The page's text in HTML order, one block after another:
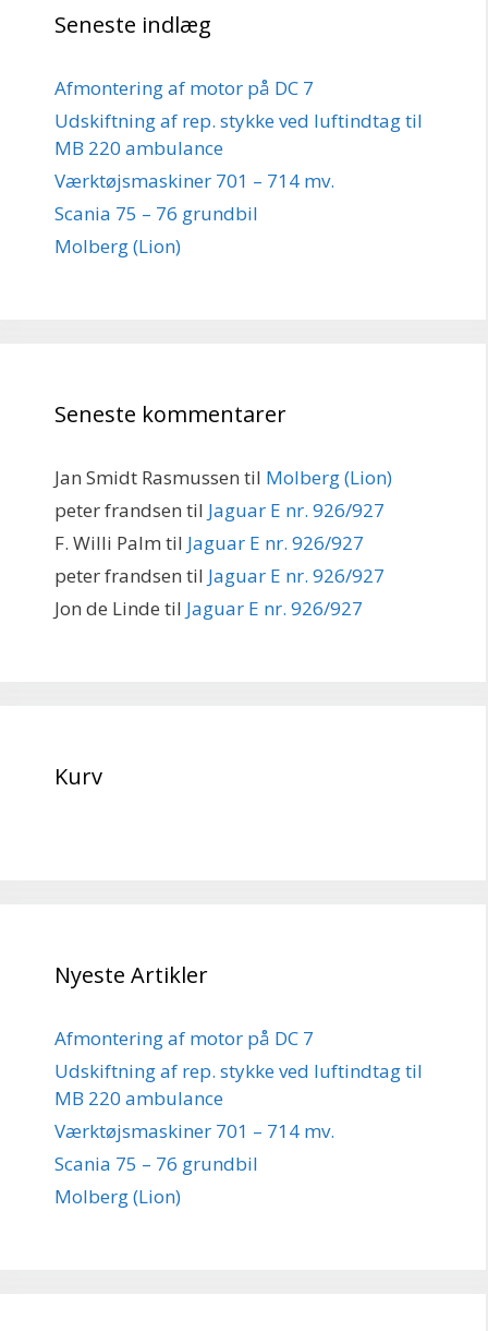
Seneste indlæg
Afmontering af motor på DC 7
Udskiftning af rep. stykke ved luftindtag til
MB 220 ambulance
Værktøjsmaskiner 701 – 714 mv.
Scania 75 – 76 grundbil
Molberg (Lion)
Seneste kommentarer
Jan Smidt Rasmussen til Molberg (Lion)
peter frandsen til Jaguar E nr. 926/927
F. Willi Palm til Jaguar E nr. 926/927
peter frandsen til Jaguar E nr. 926/927
Jon de Linde til Jaguar E nr. 926/927
Kurv
Nyeste Artikler
Afmontering af motor på DC 7
Udskiftning af rep. stykke ved luftindtag til
MB 220 ambulance
Værktøjsmaskiner 701 – 714 mv.
Scania 75 – 76 grundbil
Molberg (Lion)